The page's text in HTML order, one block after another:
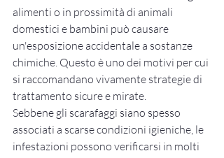
alimenti o in prossimità di animali
domestici e bambini può causare
un'esposizione accidentale a sostanze
chimiche. Questo è uno dei motivi per cui
si raccomandano vivamente strategie di
trattamento sicure e mirate.
Sebbene gli scarafaggi siano spesso
associati a scarse condizioni igieniche, le
infestazioni possono verificarsi in molti